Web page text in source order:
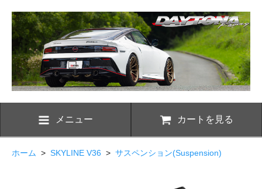
メニュー カートを見る
ホーム > SKYLINE V36 > サスペンション(Suspension)